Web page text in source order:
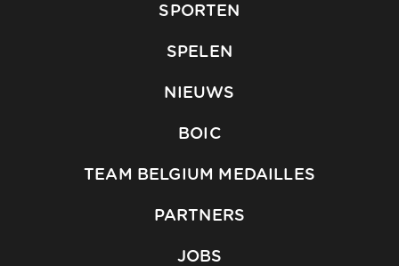
SPORTEN
SPELEN
NIEUWS
BOIC
TEAM BELGIUM MEDAILLES
PARTNERS
JOBS